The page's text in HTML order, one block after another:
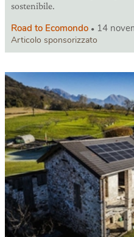
sostenibile.
Road to Ecomondo 14
Articolo sponsorizzato